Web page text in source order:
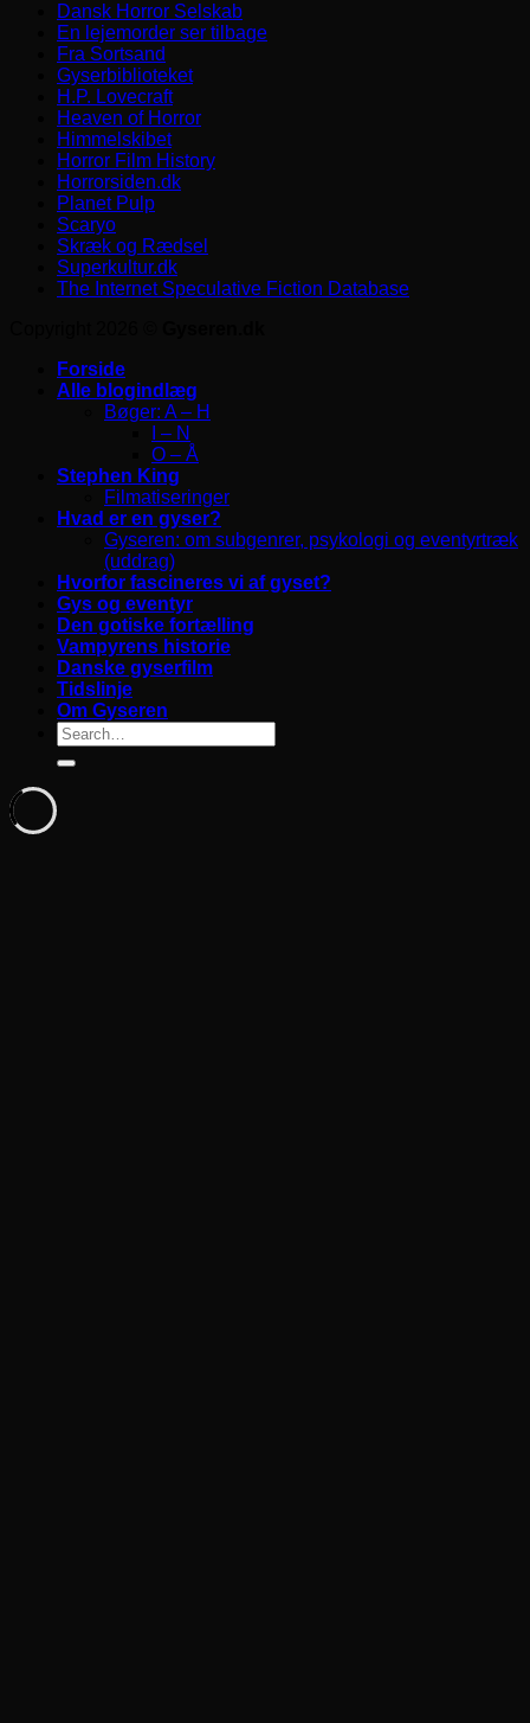
Dansk Horror Selskab
En lejemorder ser tilbage
Fra Sortsand
Gyserbiblioteket
H.P. Lovecraft
Heaven of Horror
Himmelskibet
Horror Film History
Horrorsiden.dk
Planet Pulp
Scaryo
Skræk og Rædsel
Superkultur.dk
The Internet Speculative Fiction Database
Forside
Alle blogindlæg
Bøger: A – H
I – N
O – Å
Stephen King
Filmatiseringer
Hvad er en gyser?
Gyseren: om subgenrer, psykologi og eventyrtræk
(uddrag)
Hvorfor fascineres vi af gyset?
Gys og eventyr
Den gotiske fortælling
Vampyrens historie
Danske gyserfilm
Tidslinje
Om Gyseren